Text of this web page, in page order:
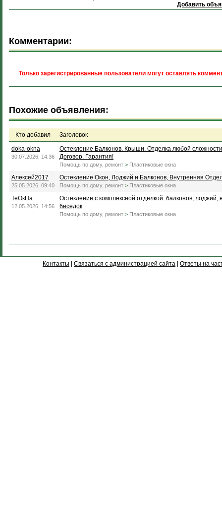
Добавить
Комментарии:
Только зарегистрированные пользователи могут оставлять
Похожие объявления:
Кто добавил
Заголовок
doka-okna
30.07.2026, 14:36
Остекление Балконов. Крыши. Отделка любой
Договор. Гарантия!
Помощь по дому, ремонт > Пластиковые окна
Алексей2017
25.05.2026, 09:40
Остекление Окон, Лоджий и Балконов, Внутренняя
Помощь по дому, ремонт > Пластиковые окна
ТеОкНа
12.05.2026, 14:56
Остекление с комплексной отделкой: балконов, лоджий,
беседок
Помощь по дому, ремонт > Пластиковые окна
Контакты Связаться с администрацией сайта Ответы на